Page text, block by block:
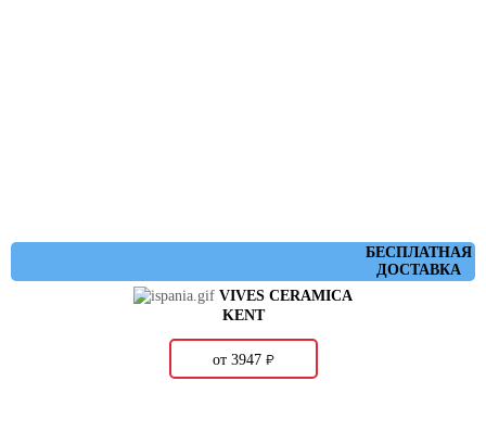
БЕСПЛАТНАЯ
ДОСТАВКА
VIVES CERAMICA
KENT
от 3947 о